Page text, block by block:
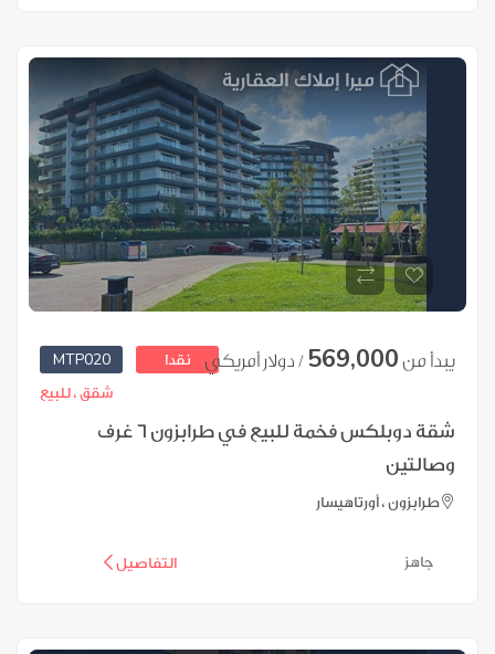
MTP020 نقدا يبدأ من 569,000 / دولار أمريكي
شقق ،للبيع
شقة دوبلكس فخمة للبيع في طرابزون 6 غرف
وصالتين
طرابزون ، أورتاهيسار
التفاصيل